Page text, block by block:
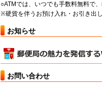
○ATMでは、いつでも手数料無料で
※硬貨を伴うお預け入れ・お引き出
お知らせ
お問い合わせ